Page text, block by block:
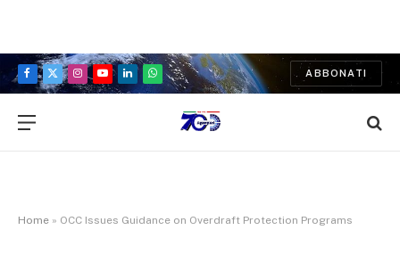
Facebook
X
Instagram
YouTubeLinkedInWhatsApp
ABBONATI
Home » OCC Issues Guidance on Overdraft Protection Programs